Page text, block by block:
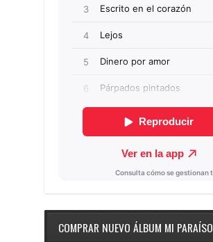
COMPRAR NUEVO ÁLBUM MI PARAÍSO